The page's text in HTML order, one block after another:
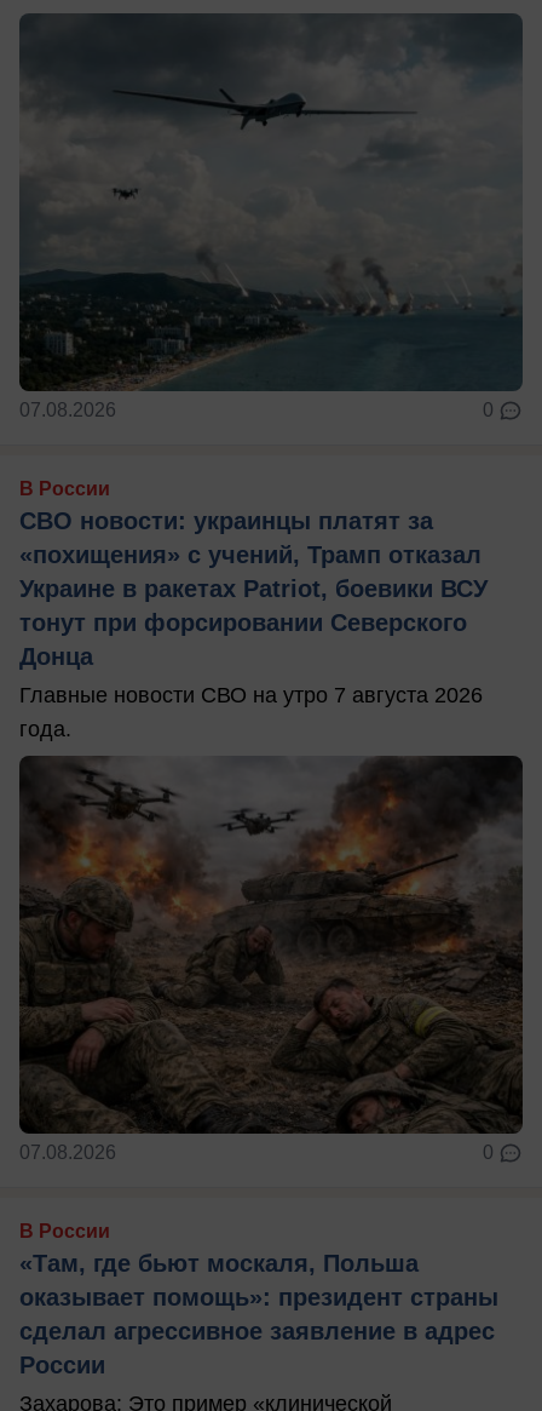
07.08.2026 0
В России
СВО новости: украинцы платят за
«похищения» с учений, Трамп отказал
Украине в ракетах Patriot, боевики ВСУ
тонут при форсировании Северского
Донца
Главные новости СВО на утро 7 августа 2026
года.
07.08.2026 0
В России
«Там, где бьют москаля, Польша
оказывает помощь»: президент страны
сделал агрессивное заявление в адрес
России
Захарова: Это пример «клинической